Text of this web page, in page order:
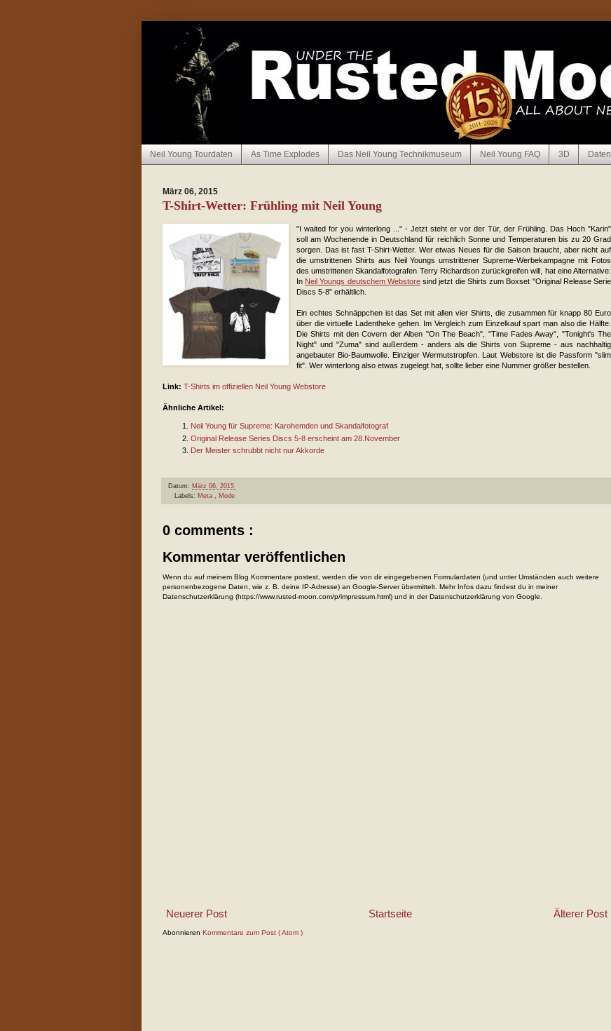
Neil Young Tourdaten As Time Explodes Das Neil Young Technikmuseum Neil Young FAQ 3D
März 06, 2015
T-Shirt-Wetter: Frühling mit Neil Young
"I waited for you winterlong ..." - Jetzt steht er vor der Tür, der Frühling. Das Hoch "Karin"
soll am Wochenende in Deutschland für reichlich Sonne und Temperaturen bis zu 20 Grad
sorgen. Das ist fast T-Shirt-Wetter. Wer etwas Neues für die Saison braucht, aber nicht auf
die umstrittenen Shirts aus Neil Youngs umstrittener Supreme-Werbekampagne mit Fotos
des umstrittenen Skandalfotografen Terry Richardson zurückgreifen will, hat eine Alternative:
In Neil Youngs deutschem Webstoresind jetzt die Shirts zum Boxset "Original Release Serie
Discs 5-8" erhältlich.
Ein echtes Schnäppchen ist das Set mit allen vier Shirts, die zusammen für knapp 80 Euro
über die virtuelle Ladentheke gehen. Im Vergleich zum Einzelkauf spart man also die Hälfte.
Die Shirts mit den Covern der Alben "On The Beach", "Time Fades Away", "Tonight's The
Night" und "Zuma" sind außerdem - anders als die Shirts von Supreme - aus nachhaltig
angebauter Bio-Baumwolle. Einziger Wermutstropfen. Laut Webstore ist die Passform "slim
fit". Wer winterlong also etwas zugelegt hat, sollte lieber eine Nummer größer bestellen.
Link: T-Shirts im offiziellen Neil Young Webstore
Ähnliche Artikel:
Neil Young für Supreme: Karohemden und Skandalfotograf
Original Release Series Discs 5-8 erscheint am 28.November
Der Meister schrubbt nicht nur Akkorde
Datum: März 06, 2015
Labels: Meta , Mode
0 comments :
Kommentar veröffentlichen
Wenn du auf meinem Blog Kommentare postest, werden die von dir eingegebenen Formulardaten (und unter Umständen auch weitere
personenbezogene Daten, wie z. B. deine IP-Adresse) an Google-Server übermittelt. Mehr Infos dazu findest du in meiner
Datenschutzerklärung (https://www.rusted-moon.com/p/impressum.html) und in der Datenschutzerklärung von Google.
Neuerer Post Älterer Post
Startseite
Abonnieren Kommentare zum Post ( Atom )